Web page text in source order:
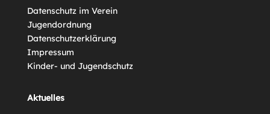
Datenschutz im Verein
Jugendordnung
Datenschutzerklärung
Impressum
Kinder- und Jugendschutz
Aktuelles